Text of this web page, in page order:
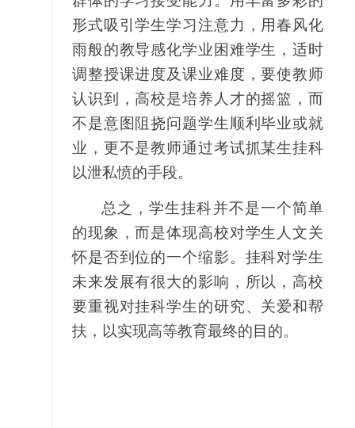
形式吸引学生学习注意力，用春风化
雨般的教导感化学业困难学生，适时
调整授课进度及课业难度，要使教师
认识到，高校是培养人才的摇篮，而
不是意图阻挠问题学生顺利毕业或就
业，更不是教师通过考试抓某生挂科
以泄私愤的手段。
总之，学生挂科并不是一个简单
的现象，而是体现高校对学生人文关
怀是否到位的一个缩影。挂科对学生
未来发展有很大的影响，所以，高校
要重视对挂科学生的研究、关爱和帮
扶，以实现高等教育最终的目的。